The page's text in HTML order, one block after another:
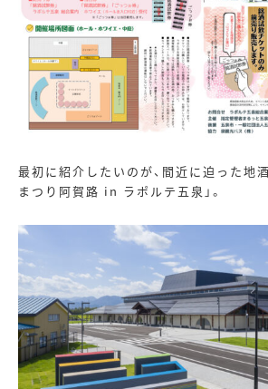
最初に紹介したいのが、間近に迫った地
まつり阿賀路 in ラポルテ五泉」。